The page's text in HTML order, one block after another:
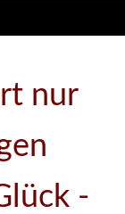
nur
-